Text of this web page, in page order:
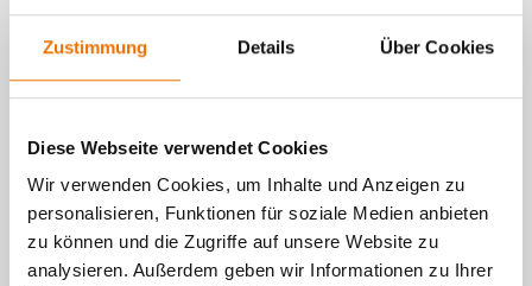
Zustimmung Details Über Cookies
Diese Webseite verwendet Cookies
Wir verwenden Cookies, um Inhalte und Anzeigen zu
personalisieren, Funktionen für soziale Medien anbieten
zu können und die Zugriffe auf unsere Website zu
analysieren. Außerdem geben wir Informationen zu Ihrer